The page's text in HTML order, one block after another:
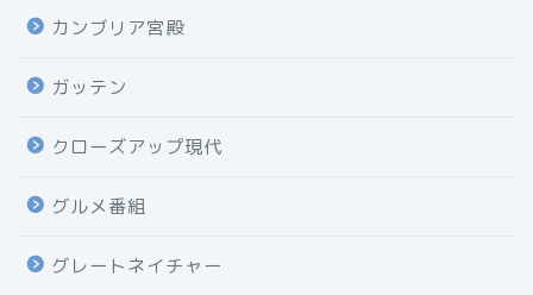
カンブリア宮殿
ガッテン
クローズアップ現代
グルメ番組
グレートネイチャー